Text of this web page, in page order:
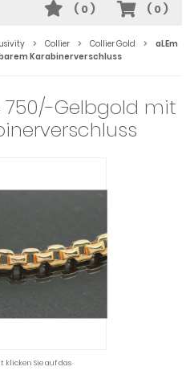
( 0)
( 0)
Collier Collier Gold
aLEm
Karabinerverschluss
750/-Gelbgold mit
klicken Sie auf das